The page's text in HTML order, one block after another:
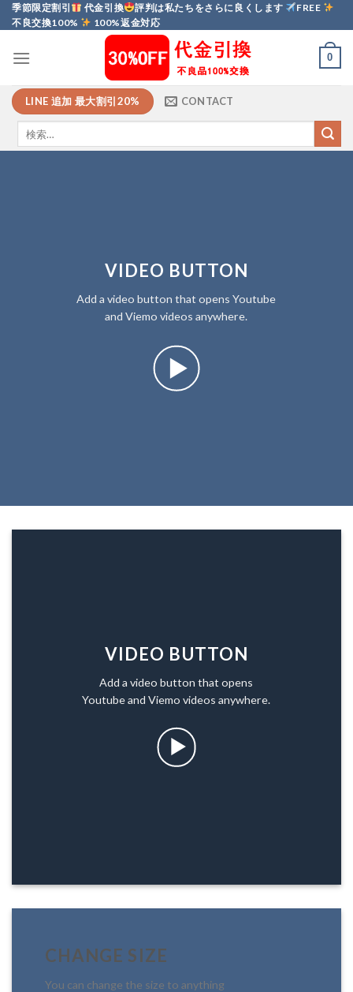
Skip
to
季節限定割引 代金引換 評判は私たちをさらに良くします
FREE
不良交換100%
100%返金対応
0
LINE 追加 最大割引20% CONTACT
VIDEO BUTTON
Add a video button that opens Youtube
and Viemo videos anywhere.
VIDEO BUTTON
Add a video button that opens
Youtube and Viemo videos anywhere.
CHANGE SIZE
You can change the size to anything